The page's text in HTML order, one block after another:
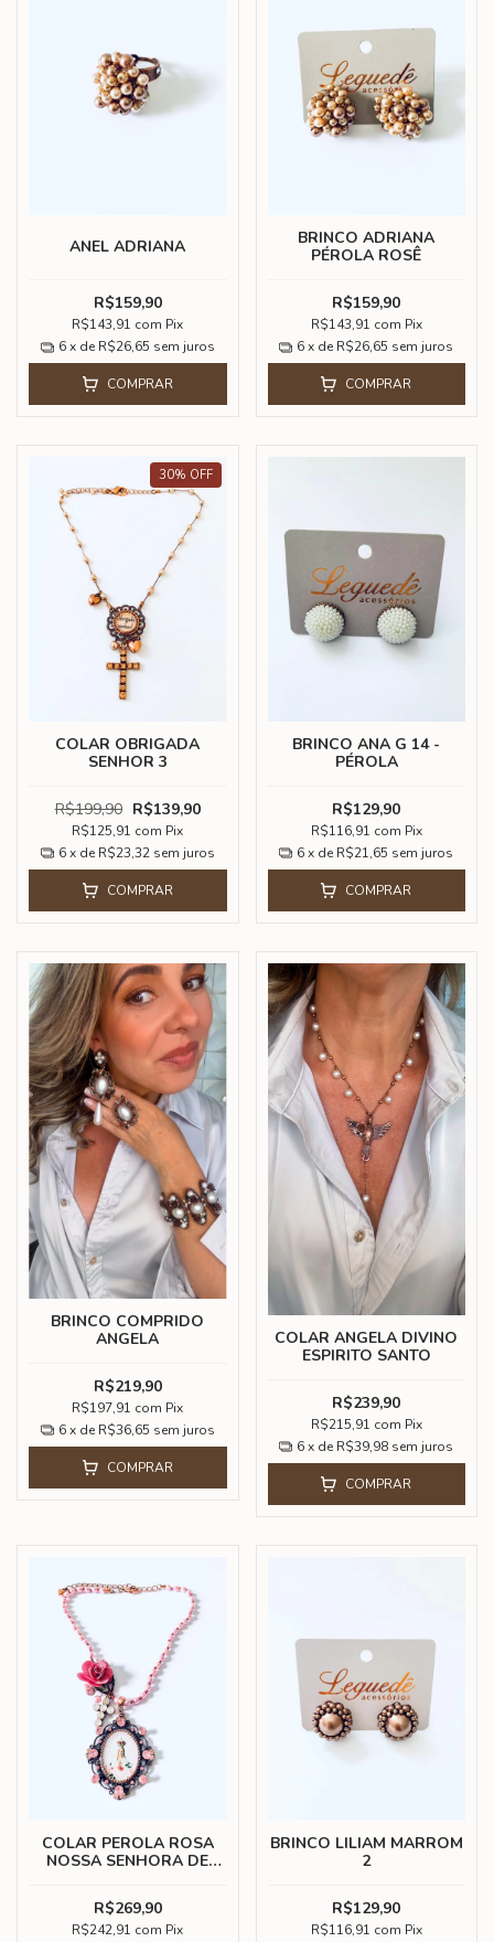
ANEL ADRIANA
R$159,90
R$143,91 com Pix
6 x de R$26,65 sem juros
COMPRAR
BRINCO ADRIANA
PÉROLA ROSÊ
R$159,90
R$143,91 com Pix
6 x de R$26,65 sem juros
COMPRAR
30% OFF
COLAR OBRIGADA
SENHOR 3
R$199,90 R$139,90
R$125,91 com Pix
6 x de R$23,32 sem juros
COMPRAR
BRINCO ANA G 14 -
PÉROLA
R$129,90
R$116,91 com Pix
6 x de R$21,65 sem juros
COMPRAR
BRINCO COMPRIDO
ANGELA
R$219,90
R$197,91 com Pix
6 x de R$36,65 sem juros
COMPRAR
COLAR ANGELA DIVINO
ESPIRITO SANTO
R$239,90
R$215,91 com Pix
6 x de R$39,98 sem juros
COMPRAR
COLAR PEROLA ROSA
NOSSA SENHORA DE
R$269,90
R$242,91 com Pix
BRINCO LILIAM MARROM
2
R$129,90
R$116,91 com Pix